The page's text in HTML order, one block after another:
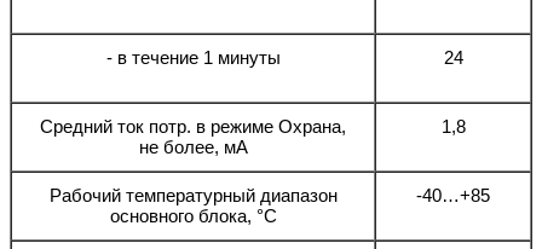
- в течение 1 минуты 24
Средний ток потр. в режиме Охрана,
не более, мА
1,8
Рабочий температурный диапазон
основного блока, °С
-40…+85